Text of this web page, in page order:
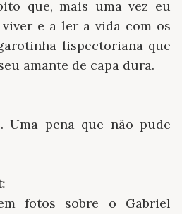
que, mais uma vez eu
e a ler a vida com os
lispectoriana que
amante de capa dura.
Uma pena que não pude
fotos sobre o Gabriel